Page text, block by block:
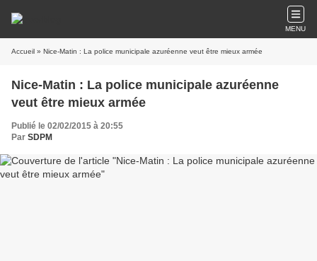
MENU
Accueil » Nice-Matin : La police municipale azuréenne veut être mieux armée
Nice-Matin : La police municipale azuréenne
veut être mieux armée
Publié le 02/02/2015 à 20:55
Par SDPM